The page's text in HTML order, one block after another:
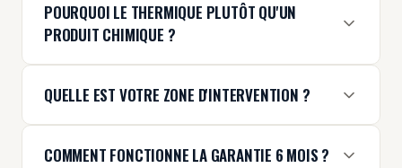
POURQUOI LE THERMIQUE PLUTÔT QU'UN
PRODUIT CHIMIQUE ?
QUELLE EST VOTRE ZONE D'INTERVENTION ?
COMMENT FONCTIONNE LA GARANTIE 6 MOIS ?